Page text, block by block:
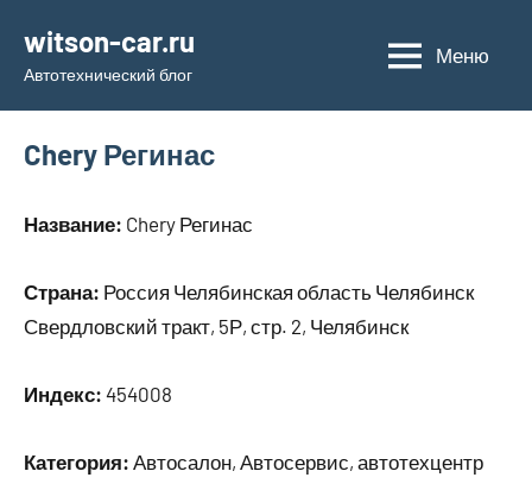
содержимому
witson-car.ru
Автотехнический блог
Меню
Chery Регинас
Название: Chery Регинас
Страна: Россия Челябинская область Челябинск
Свердловский тракт, 5Р, стр. 2, Челябинск
Индекс: 454008
Категория: Автосалон, Автосервис, автотехцентр